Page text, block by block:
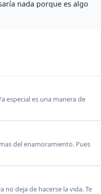
nada porque es algo
especial es una manera de
del enamoramiento. Pues
no deja de hacerse la vida. Te